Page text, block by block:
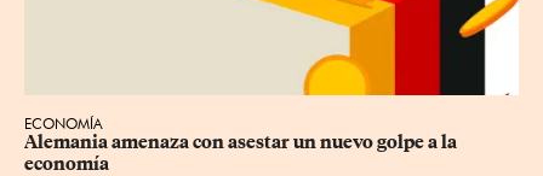
ECONOMÍA
Alemania amenaza con asestar un nuevo golpe a la
economía